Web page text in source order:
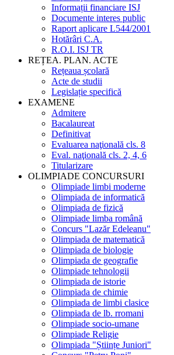
Informații financiare ISJ
Documente interes public
Raport aplicare L544/2001
Hotărâri C.A.
R.O.I. ISJ TR
REȚEA. PLAN. ACTE
Rețeaua școlară
Acte de studii
Legislație specifică
EXAMENE
Admitere
Bacalaureat
Definitivat
Evaluarea naţională cls. 8
Eval. naţională cls. 2, 4, 6
Titularizare
OLIMPIADE CONCURSURI
Olimpiade limbi moderne
Olimpiada de informatică
Olimpiada de fizică
Olimpiade limba română
Concurs "Lazăr Edeleanu"
Olimpiada de matematică
Olimpiada de biologie
Olimpiada de geografie
Olimpiade tehnologii
Olimpiada de istorie
Olimpiada de chimie
Olimpiada de limbi clasice
Olimpiada de lb. rromani
Olimpiade socio-umane
Olimpiade Religie
Olimpiada "Științe Juniori"